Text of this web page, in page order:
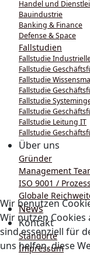
Handel und
Bauindustrie
Banking & Finance
Defense & Space
Fallstudien
Fallstudie
Fallstudie
Fallstudie
Fallstudie
Fallstudie
Fallstudie
Fallstudie Leitung IT
Fallstudie
Über uns
Gründer
Management
ISO 9001 /
Globale
News
Kontakt
Standorte
Impressum
Wir benutzen
Wir nutzen Cookies
sind essenziell für
uns helfen, diese